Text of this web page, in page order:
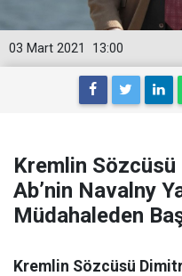
13:00
03 Mart 2021
Kremlin
Ab’nin Navalny
Müdahaleden
Kremlin Sözcüsü